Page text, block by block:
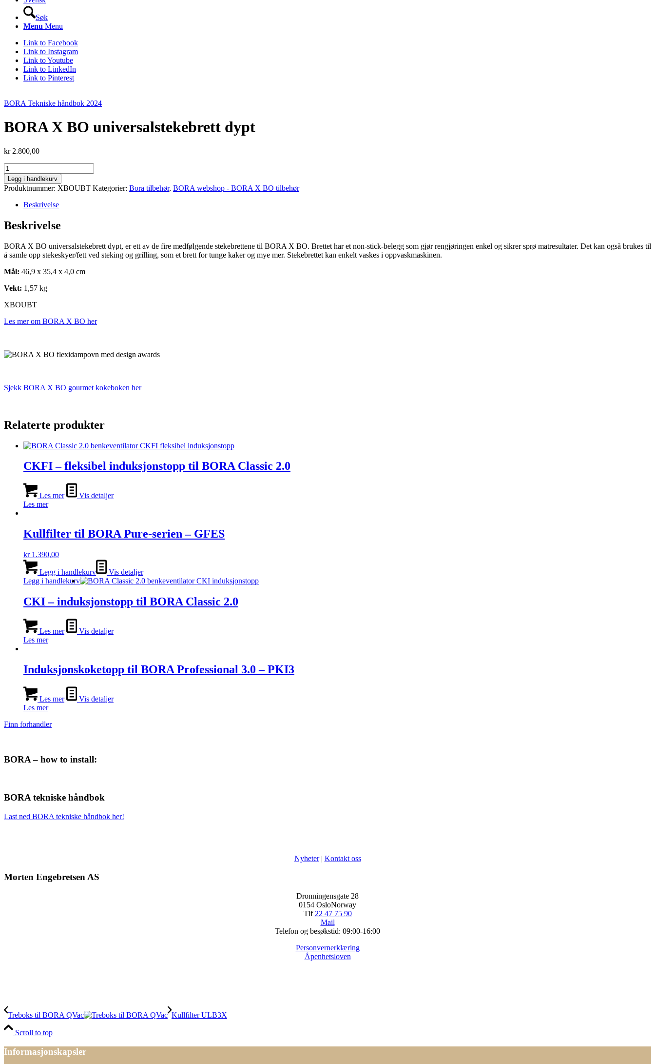
Søk
Menu Menu
Link to Facebook
Link to Instagram
Link to Youtube
Link to LinkedIn
Link to Pinterest
BORA Tekniske håndbok 2024
BORA X BO universalstekebrett dypt
kr2.800,00
BORA
X
BO
universalstekebrett
dypt
Legg i handlekurv
Produktnummer: XBOUBT Kategorier: Bora tilbehør, BORA webshop - BORA X BO tilbehør
Beskrivelse
Beskrivelse
BORA X BO universalstekebrett dypt, er ett av de fire medfølgende stekebrettene til BORA X BO. Brettet har et non-stick-belegg som gjør rengjøringen enkel og sikrer sprø matresultater. Det kan også brukes til
å samle opp stekeskyer/fett ved steking og grilling, som et brett for tunge kaker og mye mer. Stekebrettet kan enkelt vaskes i oppvaskmaskinen.
Mål: 46,9 x 35,4 x 4,0 cm
Vekt: 1,57 kg
XBOUBT
Les mer om BORA X BO her
Sjekk BORA X BO gourmet kokeboken her
Relaterte produkter
CKFI – fleksibel induksjonstopp til BORA Classic 2.0
Les mer
Vis detaljer
Les mer
Kullfilter til BORA Pure-serien – GFES
kr1.390,00
Legg i handlekurv
Vis detaljer
Legg i handlekurv
CKI – induksjonstopp til BORA Classic 2.0
Les mer
Vis detaljer
Les mer
Induksjonskoketopp til BORA Professional 3.0 – PKI3
Les mer
Vis detaljer
Les mer
Finn forhandler
BORA – how to install:
BORA tekniske håndbok
Last ned BORA tekniske håndbok her!
Nyheter| Kontakt oss
Morten Engebretsen AS
Dronningensgate 28
0154 OsloNorway
Tlf 22 47 75 90
Mail
Telefon og besøkstid: 09:00-16:00
Personvernerklæring
Åpenhetsloven
Treboks til BORA QVac Kullfilter ULB3X
Scroll to top
Informasjonskapsler